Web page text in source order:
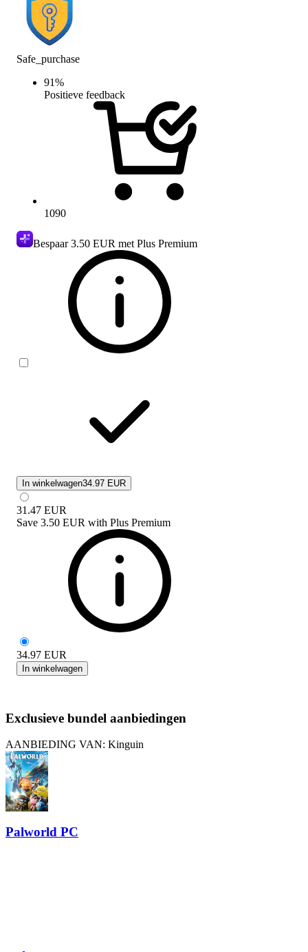
Safe_purchase
91%
Positieve feedback
1090
Bespaar3.50 EUR met Plus Premium
In winkelwagen34.97 EUR
31.47 EUR
Save 3.50 EUR with Plus Premium
34.97 EUR
In winkelwagen
Exclusieve bundel aanbiedingen
AANBIEDING VAN: Kinguin
Palworld PC